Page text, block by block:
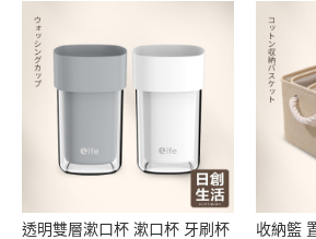
透明雙層漱口杯 漱口杯 牙刷杯
收納籃